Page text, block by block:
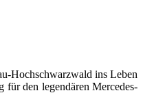
Hochschwarzwald ins Leben
für den legendären Mercedes-